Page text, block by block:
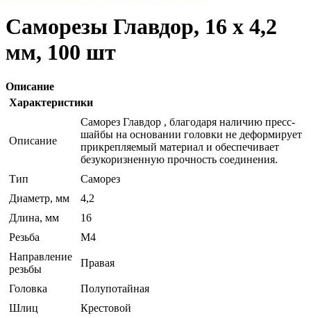
Саморезы Главдор, 16 x 4,2
мм, 100 шт
Описание
Характеристики
Описание
Саморез Главдор , благодаря наличию пресс-
шайбы на основании головки не деформирует
прикрепляемый материал и обеспечивает
безукоризненную прочность соединения.
Тип
Саморез
Диаметр, мм
4,2
Длина, мм
16
Резьба
М4
Направление
резьбы
Правая
Головка
Полупотайная
Шлиц
Крестовой